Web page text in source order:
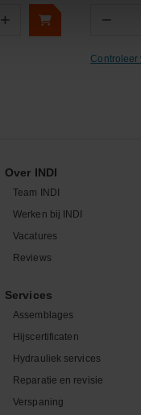
+ −
Controleer
Over INDI
Team INDI
Werken bij INDI
Vacatures
Reviews
Services
Assemblages
Hijscertificaten
Hydrauliek services
Reparatie en revisie
Verspaning